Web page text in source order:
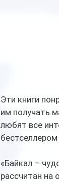
Эти книги
им получать
любят все
«Байкал –
рассчитан на